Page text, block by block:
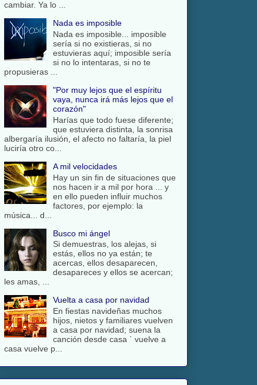
cambiar. Ya lo ...
Nada es imposible
Nada es imposible... imposible
sería si no existieras, si no
estuvieras aquí; imposible sería
si no lo intentaras, si no te
propusieras ...
"Por muy lejos que el espíritu
vaya, nunca irá más lejos que el
corazón"
Harías que todo fuese diferente;
que estuviera distinta, la sonrisa
albergaría ilusión, el afecto no faltaría, la piel
luciría otro co...
A mil velocidades
Hay un sin fin de situaciones que
nos hacen ir a mil por hora ... y
en ello pueden influir muchos
factores, por ejemplo: la
música... d...
Busco mi ángel
Si demuestras, los alejas, si
estás, ellos no ya están; te
acercas, ellos desaparecen,
desapareces y ellos se acercan;
les amas, ...
Vuelta a casa por navidad
En fiestas navideñas muchos
hijos, nietos y familiares vuelven
a casa por navidad; suena la
canción desde casa ` vuelve a
casa vuelve p...